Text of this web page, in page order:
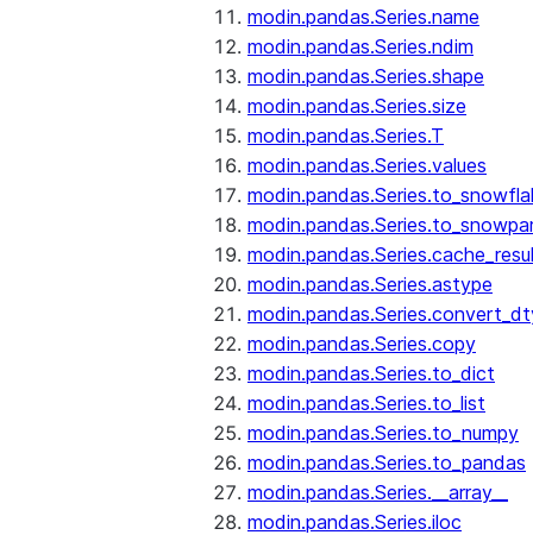
modin.pandas.Series.name
modin.pandas.Series.ndim
modin.pandas.Series.shape
modin.pandas.Series.size
modin.pandas.Series.T
modin.pandas.Series.values
modin.pandas.Series.astype
modin.pandas.Series.copy
modin.pandas.Series.to_dict
modin.pandas.Series.to_list
modin.pandas.Series.to_numpy
modin.pandas.Series.to_pandas
modin.pandas.Series.__array__
modin.pandas.Series.iloc